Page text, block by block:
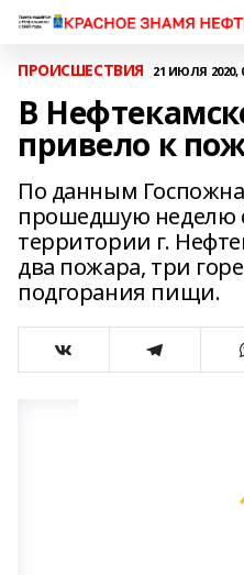
ПРОИСШЕСТВИЯ 21 ИЮЛЯ 2020,
В
привело к
По данным
прошедшую неделю
территории г.
два пожара, три
подгорания пищи.